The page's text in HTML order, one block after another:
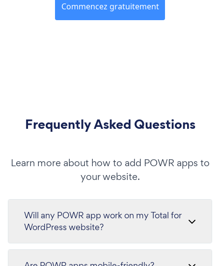
Commencez gratuitement
Frequently Asked Questions
Learn more about how to add POWR apps to
your website.
Will any POWR app work on my Total for
WordPress website?